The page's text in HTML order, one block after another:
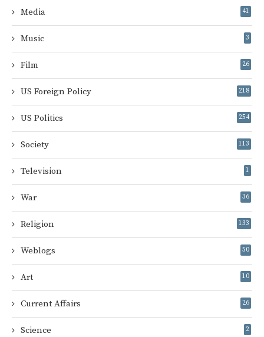
Media 41
Music 3
Film 26
US Foreign Policy 218
US Politics 254
Society 113
Television 1
War 36
Religion 133
Weblogs 50
Art 10
Current Affairs 26
Science 2